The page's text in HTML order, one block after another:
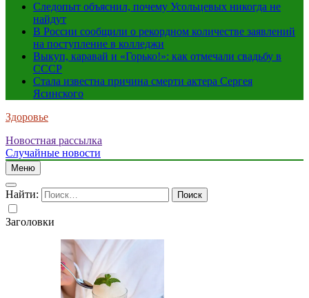
Следопыт объяснил, почему Усольцевых никогда не
найдут
В России сообщили о рекордном количестве заявлений
на поступление в колледжи
Выкуп, каравай и «Горько!»: как отмечали свадьбу в
СССР
Стала известна причина смерти актера Сергея
Ясинского
Здоровье
Новостная рассылка
Случайные новости
Меню
Найти:
Заголовки